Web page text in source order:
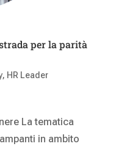
per la parità
, HR Leader
La tematica
in ambito